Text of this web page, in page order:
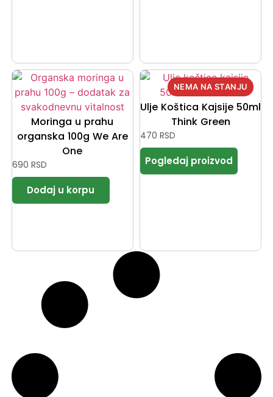
Moringa u prahu
organska 100g We Are
One
690 RSD
Ulje Koštica Kajsije 50ml
Think Green
470 RSD